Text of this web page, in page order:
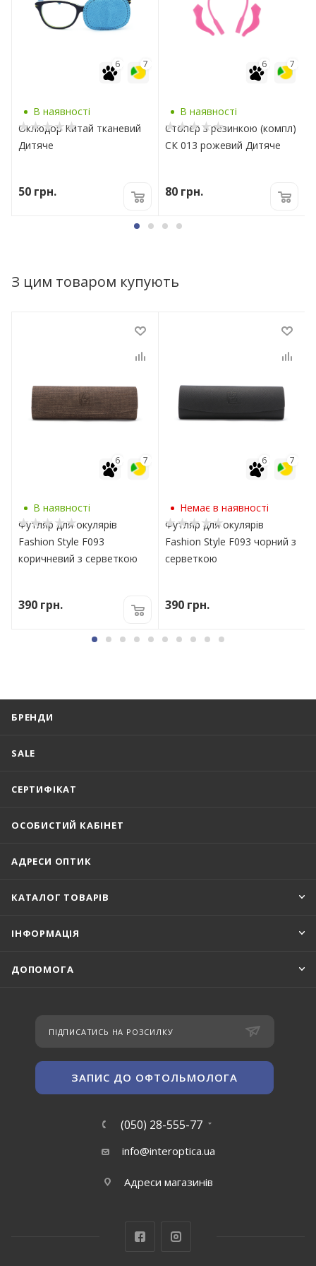
7
6
В наявності
Оклюдор Китай тканевий
Дитяче
50 грн.
7
6
В наявності
Стопер з резинкою (компл)
СК 013 рожевий Дитяче
80 грн.
З цим товаром купують
7
6
В наявності
Футляр для окулярів
Fashion Style F093
коричневий з серветкою
390 грн.
7
6
Немає в наявності
Футляр для окулярів
Fashion Style F093 чорний з
серветкою
390 грн.
БРЕНДИ
SALE
СЕРТИФІКАТ
ОСОБИСТИЙ КАБІНЕТ
АДРЕСИ ОПТИК
КАТАЛОГ ТОВАРІВ
ІНФОРМАЦІЯ
ДОПОМОГА
ПІДПИСАТИСЬ НА РОЗСИЛКУ
ЗАПИС ДО ОФТОЛЬМОЛОГА
(050) 28-555-77
info@interoptica.ua
Адреси магазинів